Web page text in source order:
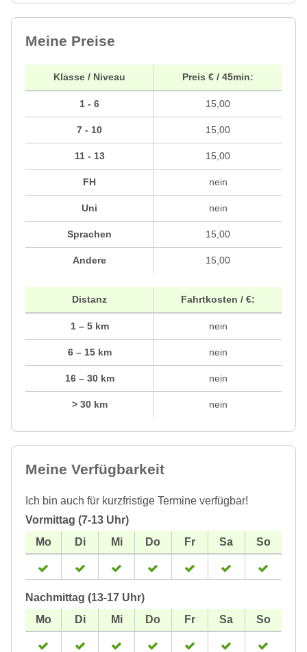
Meine Preise
Klasse / Niveau
1 - 6
7 - 10
11 - 13
FH
Uni
Sprachen
Andere
Preis € / 45min:
15,00
15,00
15,00
nein
nein
15,00
15,00
Distanz
1 – 5 km
6 – 15 km
16 – 30 km
> 30 km
Fahrtkosten / €:
nein
nein
nein
nein
Meine Verfügbarkeit
Ich bin auch für kurzfristige Termine verfügbar!
Vormittag (7-13 Uhr)
Nachmittag (13-17 Uhr)